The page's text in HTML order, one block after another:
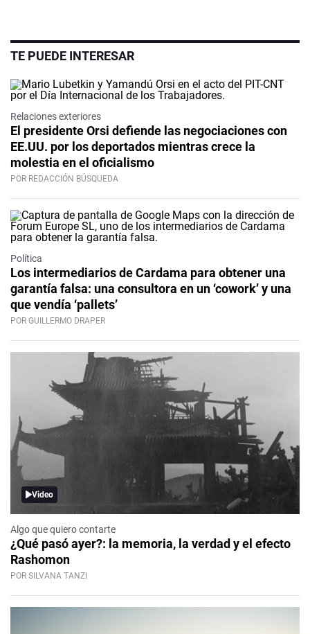
TE PUEDE INTERESAR
Relaciones exteriores
El presidente Orsi defiende las negociaciones con
EE.UU. por los deportados mientras crece la
molestia en el oficialismo
POR REDACCIÓN BÚSQUEDA
Política
Los intermediarios de Cardama para obtener una
garantía falsa: una consultora en un ‘cowork’ y una
que vendía ‘pallets’
POR GUILLERMO DRAPER
Video
Algo que quiero contarte
¿Qué pasó ayer?: la memoria, la verdad y el efecto
Rashomon
POR SILVANA TANZI